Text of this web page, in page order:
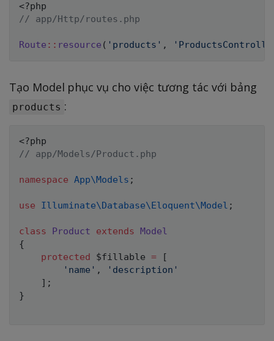
<?php
// app/Http/routes.php
Route :: resource ( 'products' ,
Tạo Model phục vụ cho việc tương tác với bảng
products :
<?php
// app/Models/Product.php
namespace App\Models ;
use Illuminate\Database\Eloquent\Model ;
class Product extends Model
{
protected
$fillable =
[
'name' ,
'description'
] ;
}